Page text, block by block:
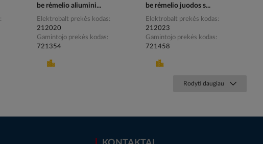
be rėmelio aliumini...
Elektrobalt prekės kodas
212020
Gamintojo prekės kodas
721354
be rėmelio juodos s...
Elektrobalt prekės kodas
212023
Gamintojo prekės kodas
721458
Rodyti daugiau